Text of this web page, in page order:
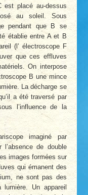
est placé au-dessus
au soleil. Sous
pendant que B se
établie entre A et B
(l’ électroscope F
que ces effluves
On interpose
B une mince
La décharge se
a été traversé par
l’influence de la
imaginé par
de double
images formées sur
qui émanent des
ne sont pas des
Un appareil